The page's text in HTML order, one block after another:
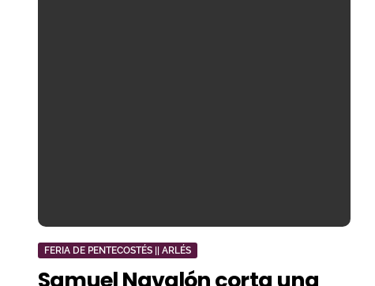
FERIA DE PENTECOSTÉS || ARLÉS
Samuel Navalón corta una